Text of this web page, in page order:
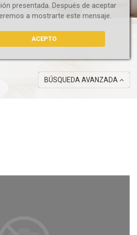
presentada. Después de aceptar
a mostrarte este mensaje.
ACEPTO
BÚSQUEDA AVANZADA